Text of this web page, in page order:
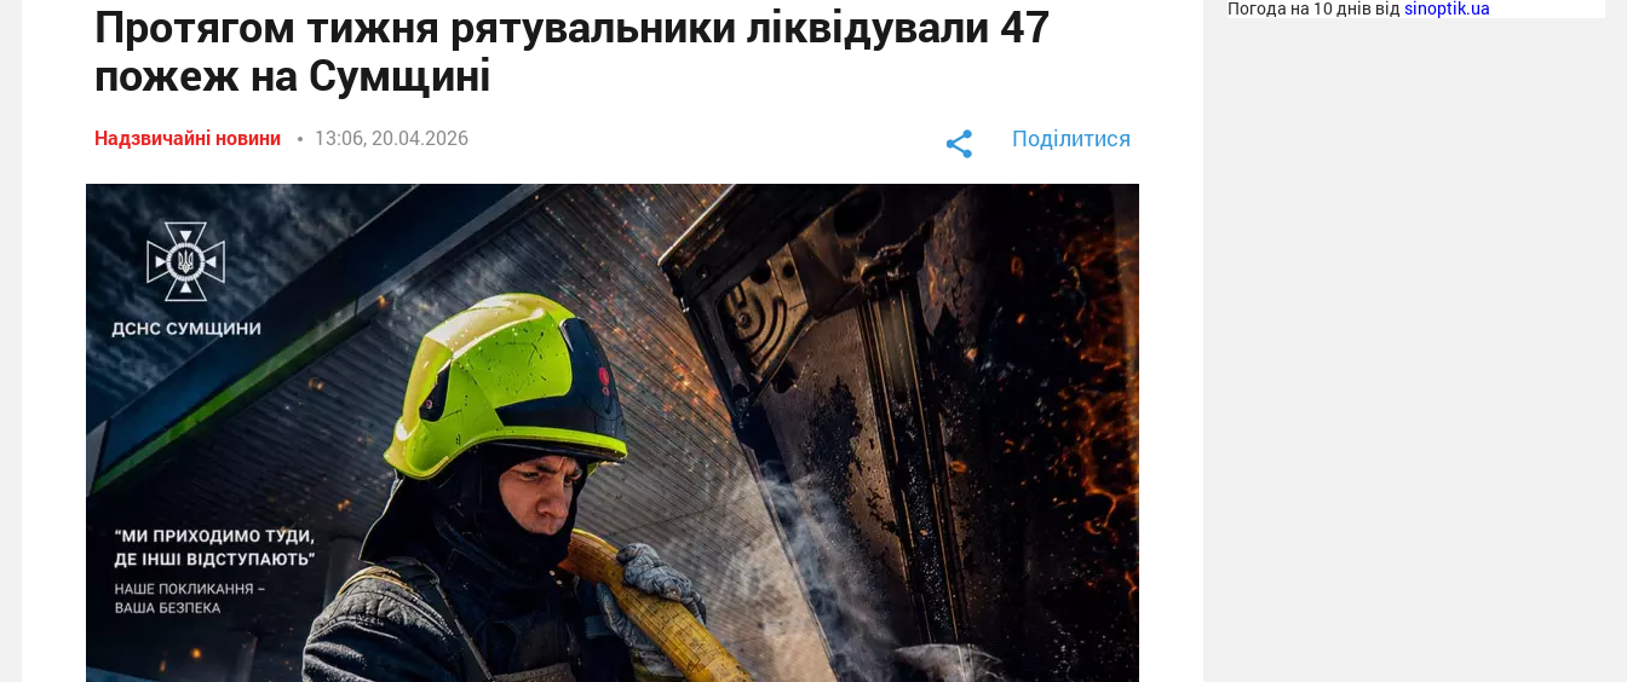
Протягом тижня рятувальники ліквідували 47
пожеж на Сумщині
Надзвичайні новини 13:06, 20.04.2026 Поділитися
Погода на 10 днів від sinoptik.ua